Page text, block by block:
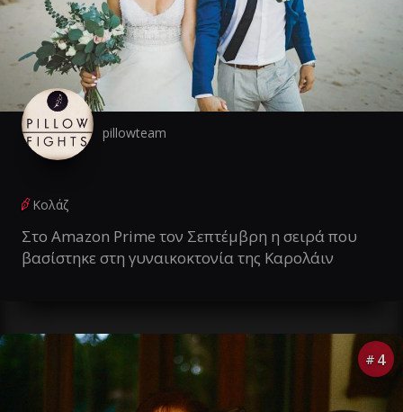
pillowteam
Κολάζ
Στο Amazon Prime τον Σεπτέμβρη η σειρά που
βασίστηκε στη γυναικοκτονία της Καρολάιν
# 4